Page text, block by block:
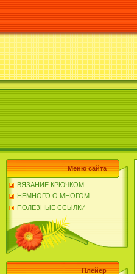
Меню сайта
ВЯЗАНИЕ КРЮЧКОМ
НЕМНОГО О МНОГОМ
ПОЛЕЗНЫЕ ССЫЛКИ
Плейер